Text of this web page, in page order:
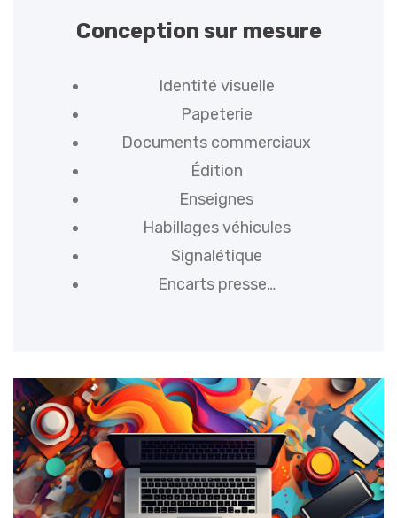
Conception sur mesure
Identité visuelle
Papeterie
Documents commerciaux
Édition
Enseignes
Habillages véhicules
Signalétique
Encarts presse…